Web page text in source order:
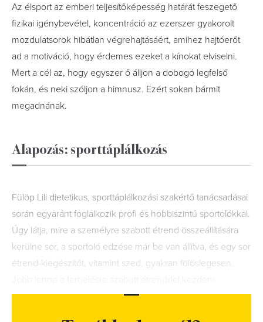
Az élsport az emberi teljesítőképesség határát feszegető
fizikai igénybevétel, koncentráció az ezerszer gyakorolt
mozdulatsorok hibátlan végrehajtásáért, amihez hajtóerőt
ad a motiváció, hogy érdemes ezeket a kínokat elviselni.
Mert a cél az, hogy egyszer ő álljon a dobogó legfelső
fokán, és neki szóljon a himnusz. Ezért sokan bármit
megadnának.
Alapozás: sporttáplálkozás
Fülöp Lili dietetikus, sporttáplálkozási szakértő tanácsadásai
során egyaránt foglalkozik profi és hobbiszintű sportolókkal.
Úgy látja, mire a személyre szabott étrend összeállítására
kerülne sor, a sportoló edzése már be van állítva, és egy sor
étrend-kiegészítőt, vitamint szed, gyakran fölöslegesen.